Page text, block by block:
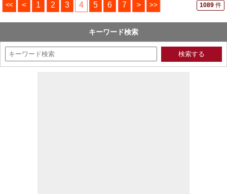
<< < 1 2 3 4 5 6 7 > >> 1089 件
キーワード検索